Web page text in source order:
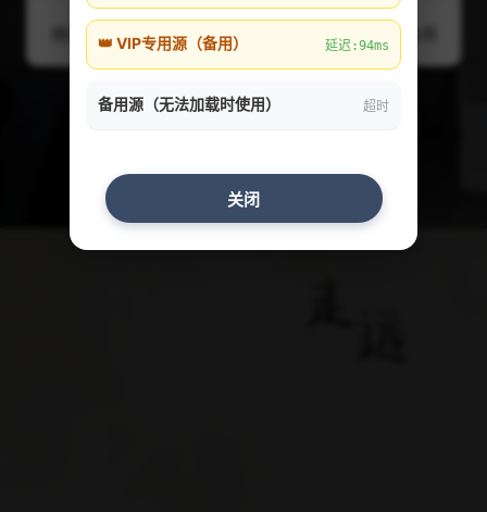
👑 VIP专用源（备用） 延迟:94ms
备用源（无法加载时使用） 超时
关闭
线路1 线路2 线路4